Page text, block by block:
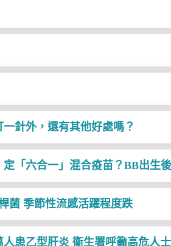
針外，還有其他好處嗎？
「六合一」混合疫苗？BB出生
菌 季節性流感活躍程度跌
人患乙型肝炎 衞生署呼籲高危人